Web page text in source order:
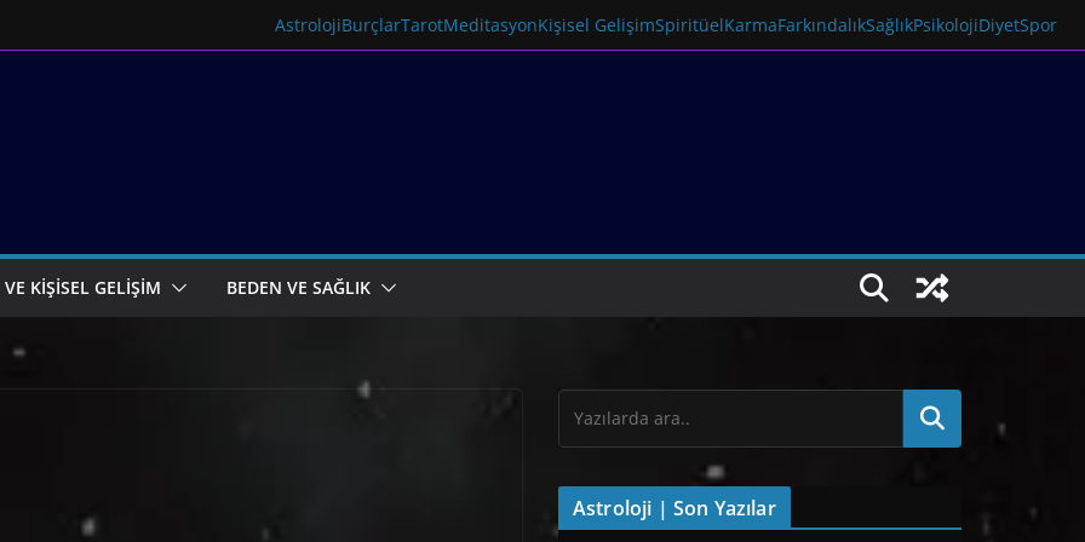
AstrolojiBurçlarTarotMeditasyonKişisel GelişimSpiritüelKarmaFarkındalıkSağlıkPsikolojiDiyetSpor
KİŞİSEL GELİŞİM BEDEN VE SAĞLIK
Astroloji | Son Yazılar